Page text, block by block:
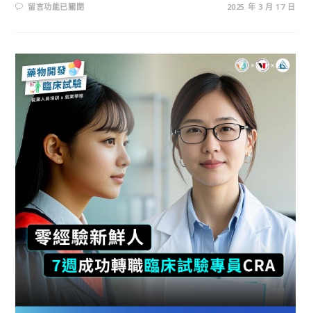
留言功能已關閉 2025 年 3 月 17 日